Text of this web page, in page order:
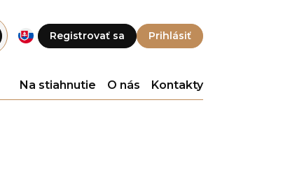
Registrovať sa Prihlásiť
Na stiahnutie O nás Kontakty